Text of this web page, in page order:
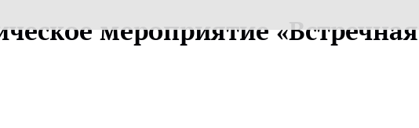
мероприятие «Встречная